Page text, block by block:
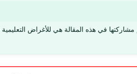
مشاركتها في هذه المقالة هي للأغراض